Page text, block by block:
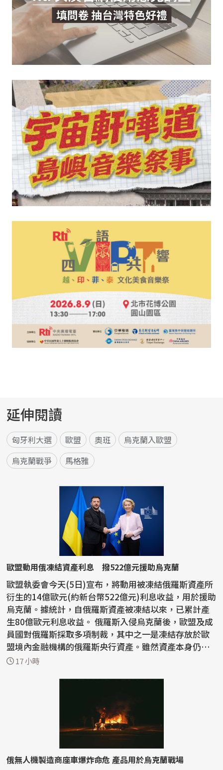
延伸閱讀
匈牙利大選 歐盟 奧班
烏克蘭入歐盟
烏克蘭戰爭
馬格雅
歐盟動用俄凍結資產利息 撥522億元援助烏克蘭
歐盟執委會今天(5日)宣布，將動用被凍結俄羅斯資產所
衍生的14億歐元(約新台幣522億元)利息收益，用於援助
烏克蘭。據統計，自俄羅斯資產被凍結以來，已累計產
生80億歐元利息收益。 俄羅斯入侵烏克蘭後，歐盟及成
員國對俄羅斯採取多項制裁，其中之一是凍結存放於歐
盟境內金融機構的俄羅斯央行資產。雖然資產本身仍
處...17 小時
俄無人機製造商座車爆炸命危 產品用於烏克蘭戰場